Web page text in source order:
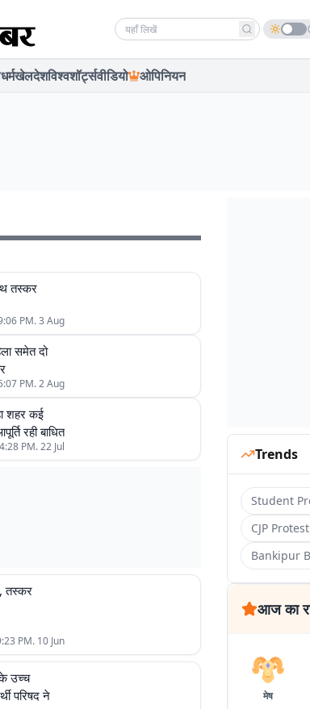
Search news
धर्मखेलदेशविश्वशॉर्ट्सवीडियो ओपिनियन
तस्कर
PM. 3 Aug
समेत दो
PM. 2 Aug
शहर कई
रही बाधित
4:28 PM. 22 Jul
तस्कर
PM. 10 Jun
उच्च
परिषद ने
Trends
Student
CJP Protest
Bankipur
आज का
मेष